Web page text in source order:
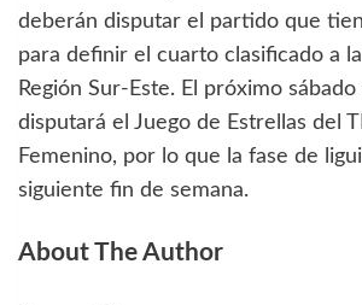
deberán disputar el partido que
para definir el cuarto clasificado a
Región Sur-Este. El próximo
disputará el Juego de Estrellas del
Femenino, por lo que la fase de
siguiente fin de semana.
About The Author